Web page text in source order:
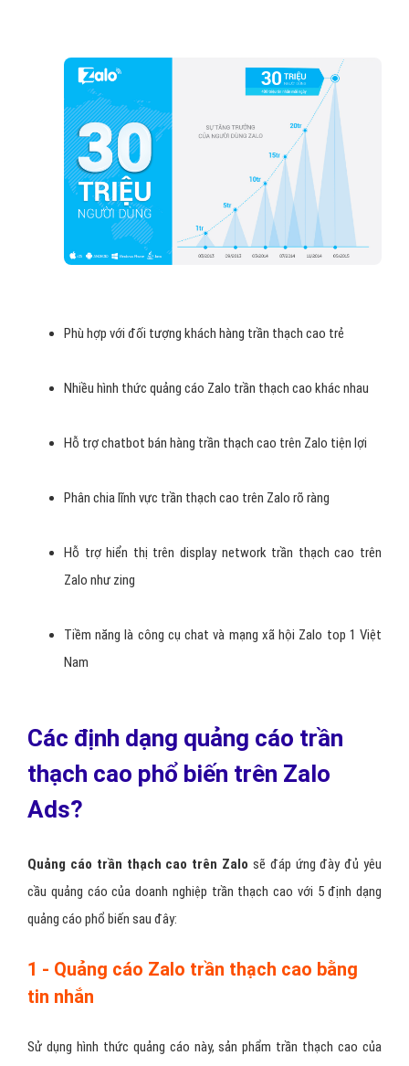
Phù hợp với đối tượng khách hàng trần thạch cao trẻ
Nhiều hình thức quảng cáo Zalo trần thạch cao khác nhau
Hỗ trợ chatbot bán hàng trần thạch cao trên Zalo tiện lợi
Phân chia lĩnh vực trần thạch cao trên Zalo rõ ràng
Hỗ trợ hiển thị trên display network trần thạch cao trên
Zalo như zing
Tiềm năng là công cụ chat và mạng xã hội Zalo top 1 Việt
Nam
Các định dạng quảng cáo trần
thạch cao phổ biến trên Zalo
Ads?
Quảng cáo trần thạch cao trên Zalo sẽ đáp ứng đày đủ yêu
cầu quảng cáo của doanh nghiệp trần thạch cao với 5 định dạng
quảng cáo phổ biến sau đây:
1 - Quảng cáo Zalo trần thạch cao bằng
tin nhắn
Sử dụng hình thức quảng cáo này, sản phẩm trần thạch cao của